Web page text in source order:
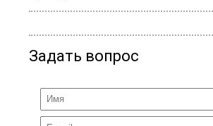
Задать вопрос